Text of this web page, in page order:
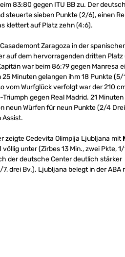
83:80 gegen ITU BB zu. Der
steuerte sieben Punkte (2/6), einen
klettert auf Platz zehn (4:6).
Zaragoza in der
auf dem hervorragenden dritten Platz
war beim 86:79 gegen Manresa
Minuten gelangen ihm 18 Punkte
vom Wurfglück verfolgt war der 210
gegen Real Madrid. 21
neun Würfen für neun Punkte (2/4
Assist.
zeigte Cedevita Olimpija Ljubljana mit
unter (Zirbes 13 Min., zwei Pkte,
der deutsche Center deutlich stärker
drei Bv.). Ljubljana belegt in der ABA